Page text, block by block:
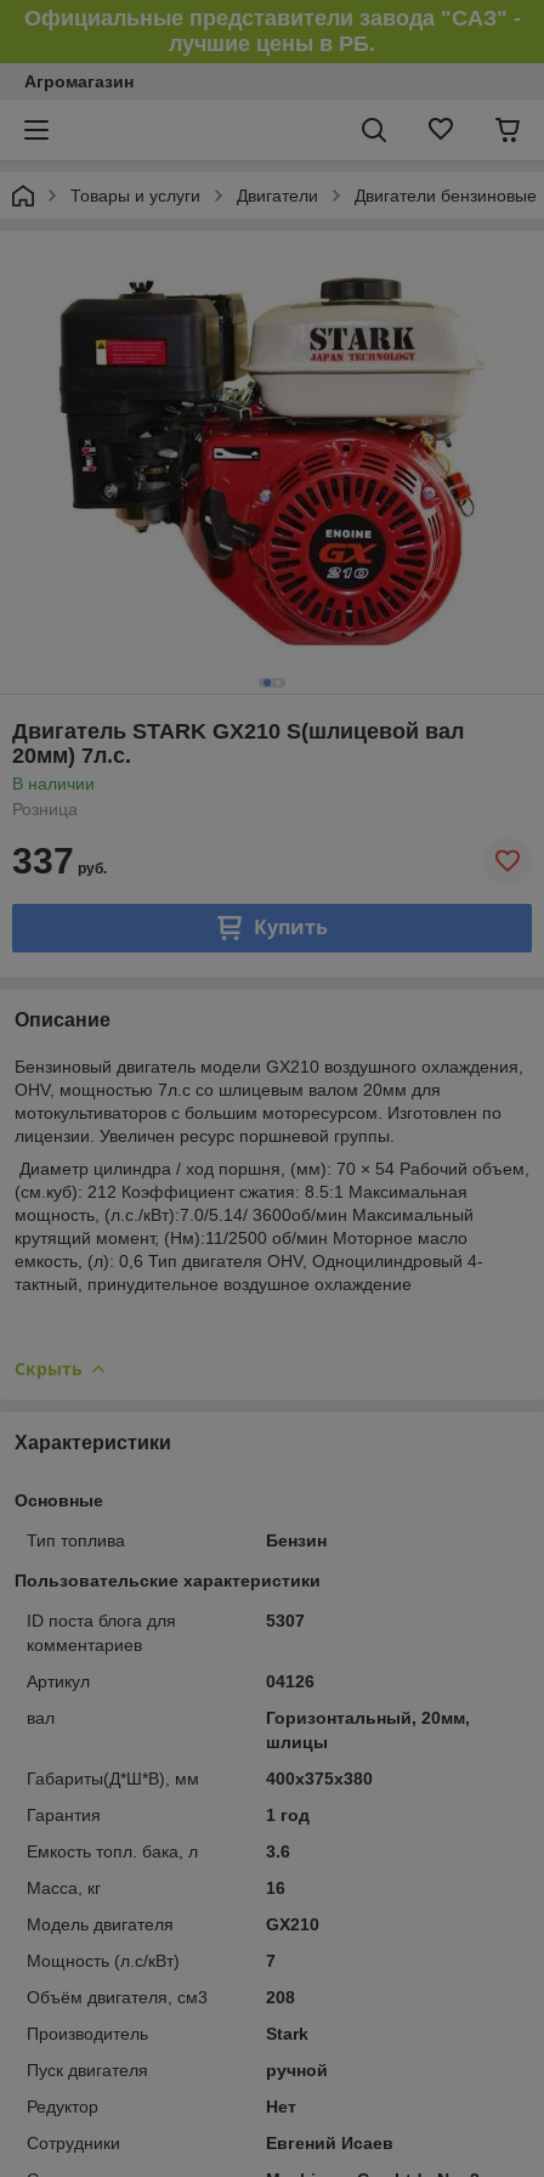
Официальные представители завода "САЗ" -
лучшие цены в РБ.
Агромагазин
Товары и услуги Двигатели Двигатели бензиновые
Двигатель STARK GX210 S(шлицевой вал
20мм) 7л.с.
В наличии
Розница
337 руб.
Купить
Описание
Бензиновый двигатель модели GX210 воздушного охлаждения,
OHV, мощностью 7л.с со шлицевым валом 20мм для
мотокультиваторов с большим моторесурсом. Изготовлен по
лицензии. Увеличен ресурс поршневой группы.
Диаметр цилиндра / ход поршня, (мм): 70 × 54 Рабочий объем,
(см.куб): 212 Коэффициент сжатия: 8.5:1 Максимальная
мощность, (л.с./кВт):7.0/5.14/ 3600об/мин Максимальный
крутящий момент, (Нм):11/2500 об/мин Моторное масло
емкость, (л): 0,6 Тип двигателя OHV, Одноцилиндровый 4-
тактный, принудительное воздушное охлаждение
Скрыть
Характеристики
Основные
Тип топлива Бензин
Пользовательские характеристики
ID поста блога для
комментариев
5307
Артикул
04126
вал
Горизонтальный, 20мм,
шлицы
Габариты(Д*Ш*В), мм
400x375x380
Гарантия
1 год
Емкость топл. бака, л
3.6
Масса, кг
16
Модель двигателя
GX210
Мощность (л.с/кВт)
7
Объём двигателя, см3
208
Производитель
Stark
Пуск двигателя
ручной
Редуктор
Нет
Сотрудники
Евгений Исаев